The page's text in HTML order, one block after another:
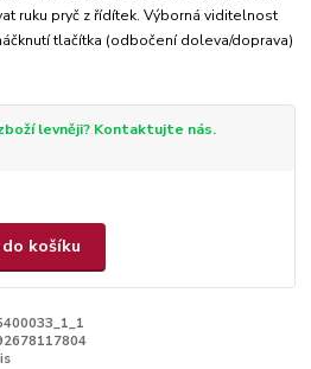
ruku pryč z řídítek. Výborná viditelnost
tlačítka (odbočení doleva/doprava)
levněji? Kontaktujte nás.
košíku